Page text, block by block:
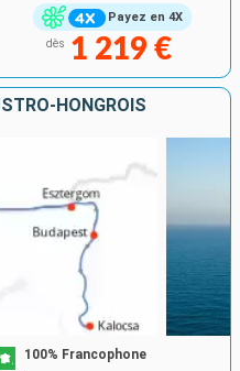
Payez en 4X
dès 1 219 €
HONGROIS
100% Francophone